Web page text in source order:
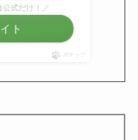
公式だけ！／
ト
ポチップ